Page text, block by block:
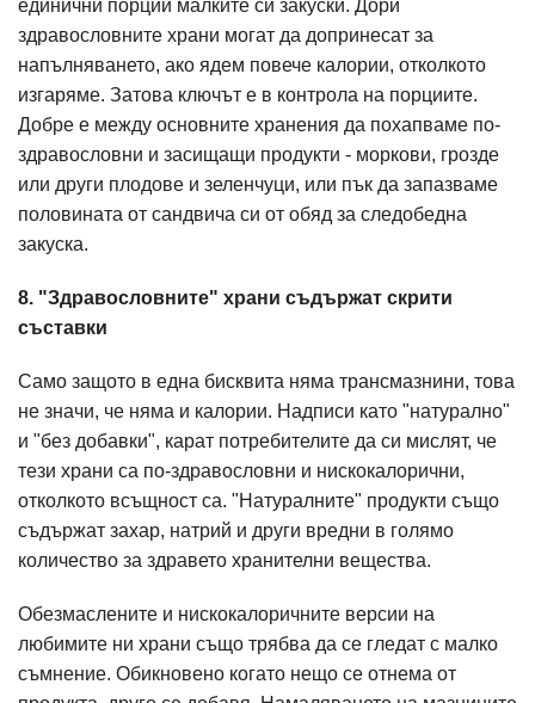
единични порции малките си закуски. Дори
здравословните храни могат да допринесат за
напълняването, ако ядем повече калории, отколкото
изгаряме. Затова ключът е в контрола на порциите.
Добре е между основните хранения да похапваме по-
здравословни и засищащи продукти - моркови, грозде
или други плодове и зеленчуци, или пък да запазваме
половината от сандвича си от обяд за следобедна
закуска.
8. "Здравословните" храни съдържат скрити
съставки
Само защото в една бисквита няма трансмазнини, това
не значи, че няма и калории. Надписи като "натурално"
и "без добавки", карат потребителите да си мислят, че
тези храни са по-здравословни и нискокалорични,
отколкото всъщност са. "Натуралните" продукти също
съдържат захар, натрий и други вредни в голямо
количество за здравето хранителни вещества.
Обезмаслените и нискокалоричните версии на
любимите ни храни също трябва да се гледат с малко
съмнение. Обикновено когато нещо се отнема от